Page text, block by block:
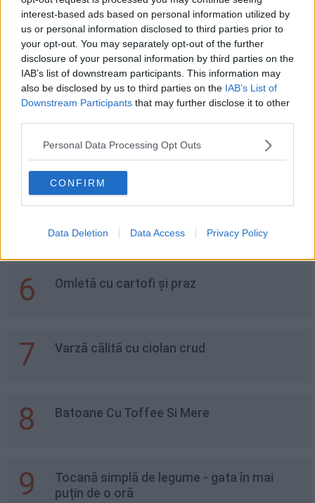
interest-based ads based on personal information utilized by
us or personal information disclosed to third parties prior to
your opt-out. You may separately opt-out of the further
disclosure of your personal information by third parties on the
IAB’s list of downstream participants. This information may
also be disclosed by us to third parties on the IAB’s List of
Downstream Participants that may further disclose it to other
Personal Data Processing Opt Outs
CONFIRM
Data Deletion Data Access Privacy Policy
2 Foi de napolitană cu glazură
3
Prune conservate în zahăr. Cum să le
prepari corect
4 Rulada De Ciocolata Cu Cirese Si Vanilie
Rolul Lor?
6 Omletă cu cartofi și praz
7 Varză călită cu ciolan crud
8 Batoane Cu Toffee Si Mere
9
Tocană simplă de legume - gata în mai
puțin de o oră